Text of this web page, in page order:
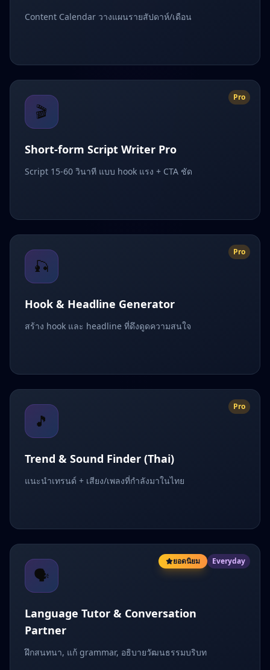
Content Calendar วางแผนรายสัปดาห์/เดือน
Pro
🎬
Short-form Script Writer Pro
Script 15-60 วินาที แบบ hook แรง + CTA ชัด
Pro
🎣
Hook & Headline Generator
สร้าง hook และ headline ที่ดึงดูดความสนใจ
Pro
🎵
Trend & Sound Finder (Thai)
แนะนำเทรนด์ + เสียง/เพลงที่กำลังมาในไทย
ยอดนิยม Everyday
🗣️
Language Tutor & Conversation
Partner
ฝึกสนทนา, แก้ grammar, อธิบายวัฒนธรรมบริบท